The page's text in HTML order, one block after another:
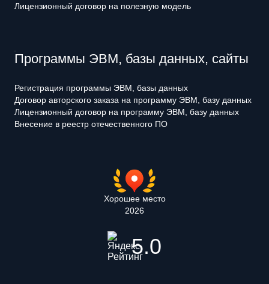
Лицензионный договор на полезную модель
Программы ЭВМ, базы данных, сайты
Регистрация программы ЭВМ, базы данных
Договор авторского заказа на программу ЭВМ, базу данных
Лицензионный договор на программу ЭВМ, базу данных
Внесение в реестр отечественного ПО
Хорошее место
2026
5.0